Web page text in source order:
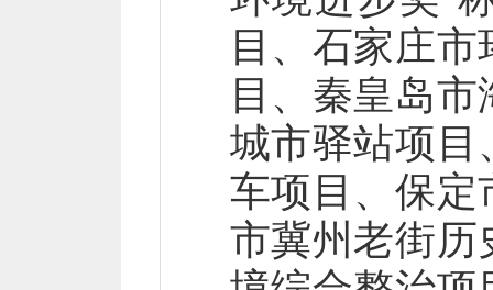
目、石家庄
目、秦皇岛
城市驿站项目
车项目、保定
市冀州老街历